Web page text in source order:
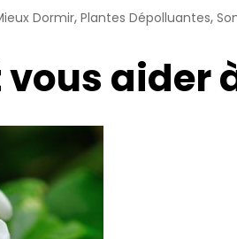
Dormir, Plantes Dépolluantes,